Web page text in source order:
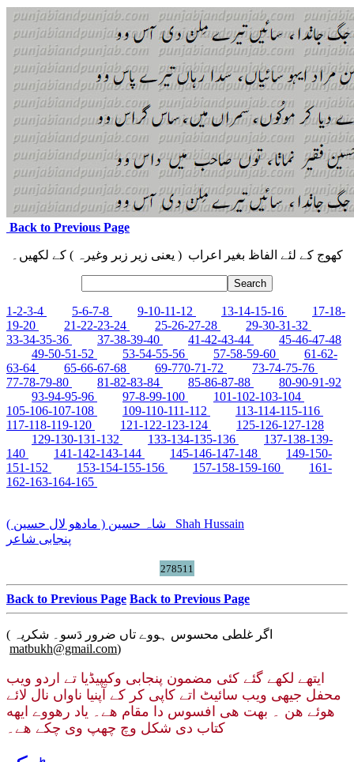
Back to Previous Page
کھوج کے لئے الفاظ بغیر اعراب ( یعنی زیر زبر وغیرہ ) کے لکھیں۔
1-2-3-4 5-6-7-8 9-10-11-12 13-14-15-16
17-18-
19-20
21-22-23-24 25-26-27-28
29-30-31-32
33-34-35-36
37-38-39-40 41-42-43-44
45-46-47-48
49-50-51-52
53-54-55-56 57-58-59-60
61-62-
63-64
65-66-67-68 69-770-71-72
73-74-75-76
77-78-79-80
81-82-83-84 85-86-87-88
80-90-91-92
93-94-95-96
97-8-99-100
101-102-103-104
105-106-107-108
109-110-111-112
113-114-115-116
117-118-119-120
121-122-123-124
125-126-127-128
129-130-131-132
133-134-135-136
137-138-139-
140
141-142-143-144 145-146-147-148
149-150-
151-152
153-154-155-156 157-158-159-160
161-
162-163-164-165
Shah Hussain
پنجابی شاعر
278511
Back to Previous Page Back to Previous Page
( اگر غلطی محسوس ہووے تاں ضرور دَسو۔ شکریہ
matbukh@gmail.com)
ایتھے لکھے گئے کئی مضمون پنجابی وکیپیڈیا تے اردو ویب
محفل جیهی ویب سائیٹ اتے کاپی کر کے آپنیا ناواں نال لائے
هوئے هن ۔ بهت هی افسوس دا مقام هے۔ یاد رهووے ایهه
کتاب دی شکل وچ چھپ وی چکے هے۔